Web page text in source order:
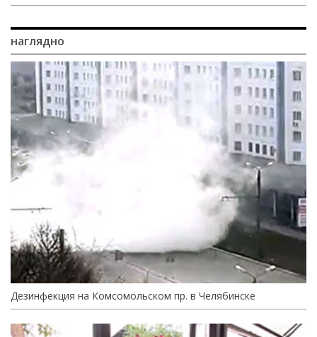
наглядно
Дезинфекция на Комсомольском пр. в Челябинске